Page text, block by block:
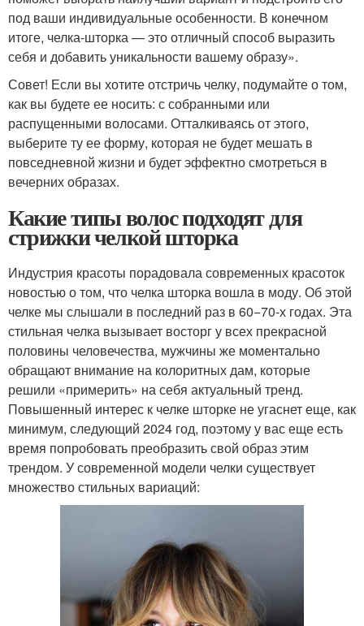
под ваши индивидуальные особенности. В конечном
итоге, челка-шторка — это отличный способ выразить
себя и добавить уникальности вашему образу».
Совет! Если вы хотите отстричь челку, подумайте о том,
как вы будете ее носить: с собранными или
распущенными волосами. Отталкиваясь от этого,
выберите ту ее форму, которая не будет мешать в
повседневной жизни и будет эффектно смотреться в
вечерних образах.
Какие типы волос подходят для
стрижки челкой шторка
Индустрия красоты порадовала современных красоток
новостью о том, что челка шторка вошла в моду. Об этой
челке мы слышали в последний раз в 60−70-х годах. Эта
стильная челка вызывает восторг у всех прекрасной
половины человечества, мужчины же моментально
обращают внимание на колоритных дам, которые
решили «примерить» на себя актуальный тренд.
Повышенный интерес к челке шторке не угаснет еще, как
минимум, следующий 2024 год, поэтому у вас еще есть
время попробовать преобразить свой образ этим
трендом. У современной модели челки существует
множество стильных вариаций: